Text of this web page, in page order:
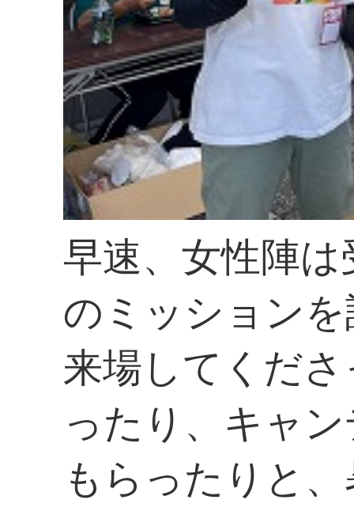
早速、女性陣
のミッション
来場してくだ
ったり、キャ
もらったりと